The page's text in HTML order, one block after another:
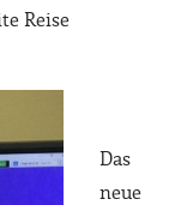
Reise
Das
neue